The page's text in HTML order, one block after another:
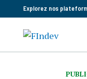
Explorez nos